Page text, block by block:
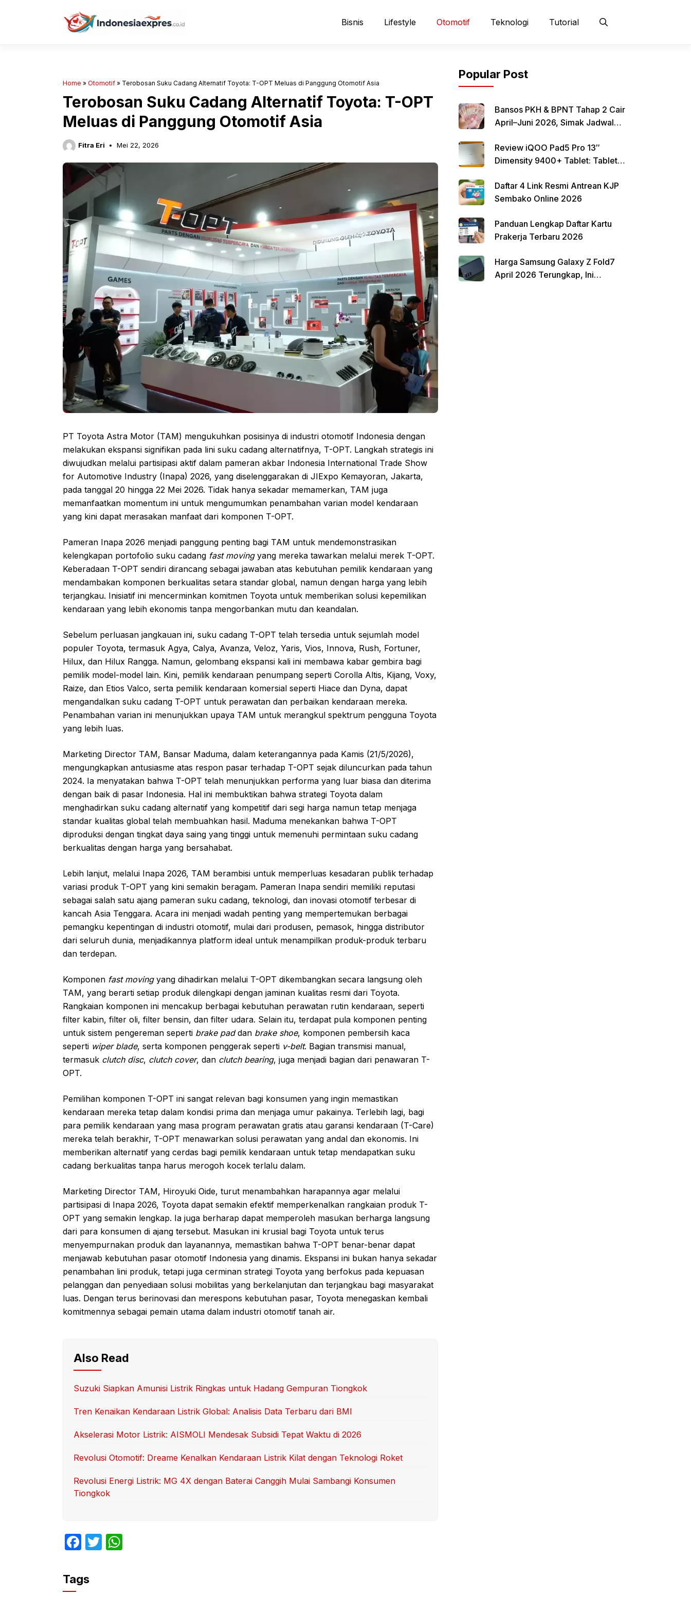
Bisnis Lifestyle Otomotif Teknologi Tutorial
Home » Otomotif » Terobosan Suku Cadang Alternatif Toyota: T-OPT Meluas di Panggung Otomotif Asia
Terobosan Suku Cadang Alternatif Toyota: T-OPT
Meluas di Panggung Otomotif Asia
Fitra Eri Mei 22, 2026
PT Toyota Astra Motor (TAM) mengukuhkan posisinya di industri otomotif Indonesia dengan
melakukan ekspansi signifikan pada lini suku cadang alternatifnya, T-OPT. Langkah strategis ini
diwujudkan melalui partisipasi aktif dalam pameran akbar Indonesia International Trade Show
for Automotive Industry (Inapa) 2026, yang diselenggarakan di JIExpo Kemayoran, Jakarta,
pada tanggal 20 hingga 22 Mei 2026. Tidak hanya sekadar memamerkan, TAM juga
memanfaatkan momentum ini untuk mengumumkan penambahan varian model kendaraan
yang kini dapat merasakan manfaat dari komponen T-OPT.
Pameran Inapa 2026 menjadi panggung penting bagi TAM untuk mendemonstrasikan
kelengkapan portofolio suku cadang fast movingyang mereka tawarkan melalui merek T-OPT.
Keberadaan T-OPT sendiri dirancang sebagai jawaban atas kebutuhan pemilik kendaraan yang
mendambakan komponen berkualitas setara standar global, namun dengan harga yang lebih
terjangkau. Inisiatif ini mencerminkan komitmen Toyota untuk memberikan solusi kepemilikan
kendaraan yang lebih ekonomis tanpa mengorbankan mutu dan keandalan.
Sebelum perluasan jangkauan ini, suku cadang T-OPT telah tersedia untuk sejumlah model
populer Toyota, termasuk Agya, Calya, Avanza, Veloz, Yaris, Vios, Innova, Rush, Fortuner,
Hilux, dan Hilux Rangga. Namun, gelombang ekspansi kali ini membawa kabar gembira bagi
pemilik model-model lain. Kini, pemilik kendaraan penumpang seperti Corolla Altis, Kijang, Voxy,
Raize, dan Etios Valco, serta pemilik kendaraan komersial seperti Hiace dan Dyna, dapat
mengandalkan suku cadang T-OPT untuk perawatan dan perbaikan kendaraan mereka.
Penambahan varian ini menunjukkan upaya TAM untuk merangkul spektrum pengguna Toyota
yang lebih luas.
Marketing Director TAM, Bansar Maduma, dalam keterangannya pada Kamis (21/5/2026),
mengungkapkan antusiasme atas respon pasar terhadap T-OPT sejak diluncurkan pada tahun
2024. Ia menyatakan bahwa T-OPT telah menunjukkan performa yang luar biasa dan diterima
dengan baik di pasar Indonesia. Hal ini membuktikan bahwa strategi Toyota dalam
menghadirkan suku cadang alternatif yang kompetitif dari segi harga namun tetap menjaga
standar kualitas global telah membuahkan hasil. Maduma menekankan bahwa T-OPT
diproduksi dengan tingkat daya saing yang tinggi untuk memenuhi permintaan suku cadang
berkualitas dengan harga yang bersahabat.
Lebih lanjut, melalui Inapa 2026, TAM berambisi untuk memperluas kesadaran publik terhadap
variasi produk T-OPT yang kini semakin beragam. Pameran Inapa sendiri memiliki reputasi
sebagai salah satu ajang pameran suku cadang, teknologi, dan inovasi otomotif terbesar di
kancah Asia Tenggara. Acara ini menjadi wadah penting yang mempertemukan berbagai
pemangku kepentingan di industri otomotif, mulai dari produsen, pemasok, hingga distributor
dari seluruh dunia, menjadikannya platform ideal untuk menampilkan produk-produk terbaru
dan terdepan.
Komponen fast movingyang dihadirkan melalui T-OPT dikembangkan secara langsung oleh
TAM, yang berarti setiap produk dilengkapi dengan jaminan kualitas resmi dari Toyota.
Rangkaian komponen ini mencakup berbagai kebutuhan perawatan rutin kendaraan, seperti
filter kabin, filter oli, filter bensin, dan filter udara. Selain itu, terdapat pula komponen penting
untuk sistem pengereman seperti brake paddan brake shoe, komponen pembersih kaca
seperti wiper blade, serta komponen penggerak seperti v-belt. Bagian transmisi manual,
termasuk clutch disc, clutch cover, dan clutch bearing, juga menjadi bagian dari penawaran T-
OPT.
Pemilihan komponen T-OPT ini sangat relevan bagi konsumen yang ingin memastikan
kendaraan mereka tetap dalam kondisi prima dan menjaga umur pakainya. Terlebih lagi, bagi
para pemilik kendaraan yang masa program perawatan gratis atau garansi kendaraan (T-Care)
mereka telah berakhir, T-OPT menawarkan solusi perawatan yang andal dan ekonomis. Ini
memberikan alternatif yang cerdas bagi pemilik kendaraan untuk tetap mendapatkan suku
cadang berkualitas tanpa harus merogoh kocek terlalu dalam.
Marketing Director TAM, Hiroyuki Oide, turut menambahkan harapannya agar melalui
partisipasi di Inapa 2026, Toyota dapat semakin efektif memperkenalkan rangkaian produk T-
OPT yang semakin lengkap. Ia juga berharap dapat memperoleh masukan berharga langsung
dari para konsumen di ajang tersebut. Masukan ini krusial bagi Toyota untuk terus
menyempurnakan produk dan layanannya, memastikan bahwa T-OPT benar-benar dapat
menjawab kebutuhan pasar otomotif Indonesia yang dinamis. Ekspansi ini bukan hanya sekadar
penambahan lini produk, tetapi juga cerminan strategi Toyota yang berfokus pada kepuasan
pelanggan dan penyediaan solusi mobilitas yang berkelanjutan dan terjangkau bagi masyarakat
luas. Dengan terus berinovasi dan merespons kebutuhan pasar, Toyota menegaskan kembali
komitmennya sebagai pemain utama dalam industri otomotif tanah air.
Also Read
Suzuki Siapkan Amunisi Listrik Ringkas untuk Hadang Gempuran Tiongkok
Tren Kenaikan Kendaraan Listrik Global: Analisis Data Terbaru dari BMI
Akselerasi Motor Listrik: AISMOLI Mendesak Subsidi Tepat Waktu di 2026
Revolusi Otomotif: Dreame Kenalkan Kendaraan Listrik Kilat dengan Teknologi Roket
Revolusi Energi Listrik: MG 4X dengan Baterai Canggih Mulai Sambangi Konsumen
Tiongkok
F
c
e
T
Tags
Popular Post
Bansos PKH & BPNT Tahap 2 Cair
April–Juni 2026, Simak Jadwal
Review iQOO Pad5 Pro 13″
Dimensity 9400+ Tablet: Tablet
9400+ dengan Harga Terjangkau
Daftar 4 Link Resmi Antrean KJP
Sembako Online 2026
Panduan Lengkap Daftar Kartu
Prakerja Terbaru 2026
Harga Samsung Galaxy Z Fold7
April 2026 Terungkap, Ini